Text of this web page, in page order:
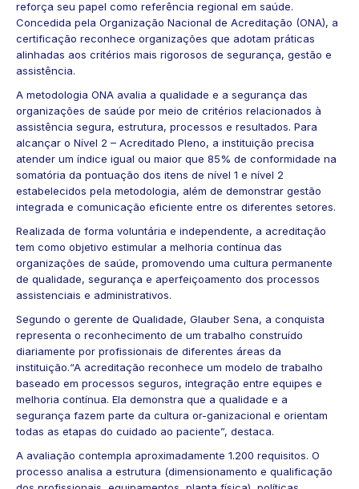
reforça seu papel como referência regional em saúde.
Concedida pela Organização Nacional de Acreditação (ONA), a
certificação reconhece organizações que adotam práticas
alinhadas aos critérios mais rigorosos de segurança, gestão e
assistência.
A metodologia ONA avalia a qualidade e a segurança das
organizações de saúde por meio de critérios relacionados à
assistência segura, estrutura, processos e resultados. Para
alcançar o Nível 2 – Acreditado Pleno, a instituição precisa
atender um índice igual ou maior que 85% de conformidade na
somatória da pontuação dos itens de nível 1 e nível 2
estabelecidos pela metodologia, além de demonstrar gestão
integrada e comunicação eficiente entre os diferentes setores.
Realizada de forma voluntária e independente, a acreditação
tem como objetivo estimular a melhoria contínua das
organizações de saúde, promovendo uma cultura permanente
de qualidade, segurança e aperfeiçoamento dos processos
assistenciais e administrativos.
Segundo o gerente de Qualidade, Glauber Sena, a conquista
representa o reconhecimento de um trabalho construído
diariamente por profissionais de diferentes áreas da
instituição.“A acreditação reconhece um modelo de trabalho
baseado em processos seguros, integração entre equipes e
melhoria contínua. Ela demonstra que a qualidade e a
segurança fazem parte da cultura or-ganizacional e orientam
todas as etapas do cuidado ao paciente”, destaca.
A avaliação contempla aproximadamente 1.200 requisitos. O
processo analisa a estrutura (dimensionamento e qualificação